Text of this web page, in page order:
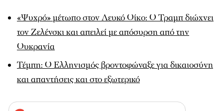
«Ψυχρό» μέτωπο στον Λευκό Οίκο: Ο Τραμπ διώχνει
τον Ζελένσκι και απειλεί με απόσυρση από την
Ουκρανία
Τέμπη: Ο Ελληνισμός βροντοφώναξε για δικαιοσύνη
και απαντήσεις και στο εξωτερικό